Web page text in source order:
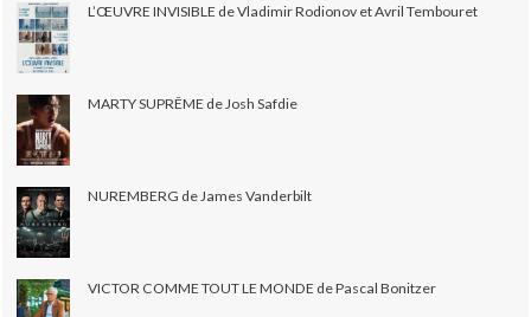
L’ŒUVRE INVISIBLE de Vladimir Rodionov et Avril Tembouret
MARTY SUPRÊME de Josh Safdie
NUREMBERG de James Vanderbilt
VICTOR COMME TOUT LE MONDE de Pascal Bonitzer